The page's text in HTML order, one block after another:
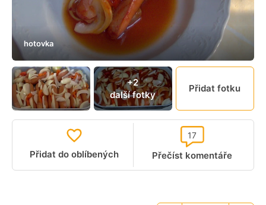
hotovka
+2
další fotky
Přidat fotku
Přidat do oblíbených Přečíst komentáře
17